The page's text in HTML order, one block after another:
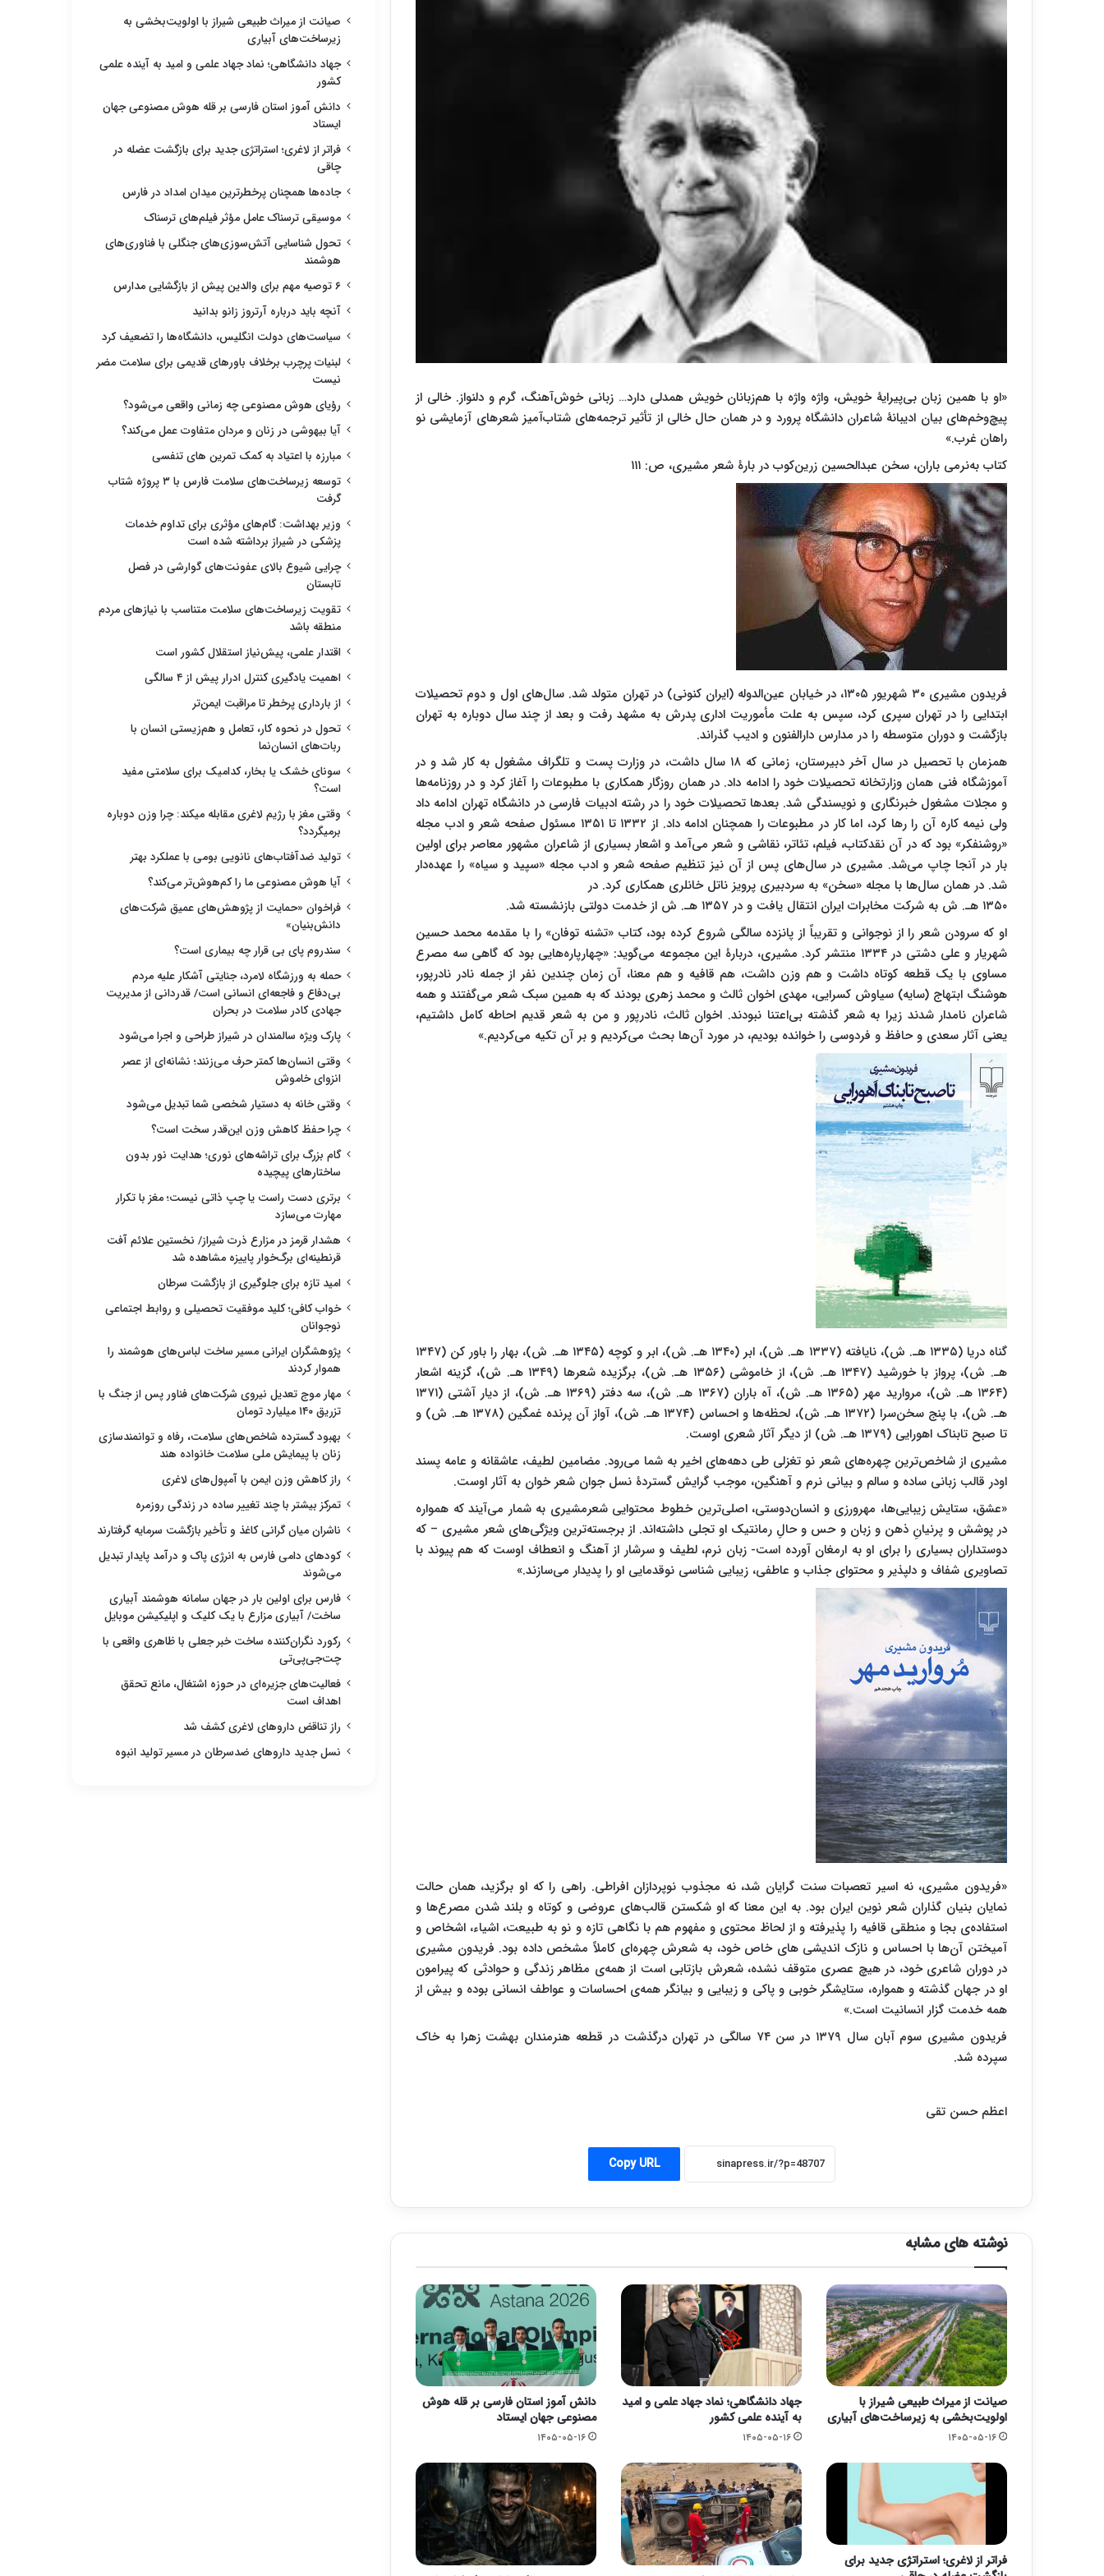
«او با همین زبان بی‌پیرایۀ خویش، واژه واژه با هم‌زبانان خویش همدلی دارد… زبانی خوش‌آهنگ، گرم و دلنواز. خالی از
پیچ‌وخم‌های بیان ادیبانۀ شاعران دانشگاه پرورد و در همان حال خالی از تأثیر ترجمه‌های شتاب‌آمیز شعرهای آزمایشی نو
راهان غرب.»
کتاب به‌نرمی باران، سخن عبدالحسین زرین‌کوب در بارۀ شعر مشیری، ص: ۱۱۱
فریدون مشیری ۳۰ شهریور ۱۳۰۵، در خیابان عین‌الدوله (ایران کنونی) در تهران متولد شد. سال‌های اول و دوم تحصیلات
ابتدایی را در تهران سپری کرد، سپس به علت مأموریت اداری پدرش به مشهد رفت و بعد از چند سال دوباره به تهران
بازگشت و دوران متوسطه را در مدارس دارالفنون و ادیب گذراند.
همزمان با تحصیل در سال آخر دبیرستان، زمانی که ۱۸ سال داشت، در وزارت پست و تلگراف مشغول به کار شد و در
آموزشگاه فنی همان وزارتخانه تحصیلات خود را ادامه داد. در همان روزگار همکاری با مطبوعات را آغاز کرد و در روزنامه‌ها
و مجلات مشغول خبرنگاری و نویسندگی شد. بعدها تحصیلات خود را در رشته ادبیات فارسی در دانشگاه تهران ادامه داد
ولی نیمه کاره آن را رها کرد، اما کار در مطبوعات را همچنان ادامه داد. از ۱۳۳۲ تا ۱۳۵۱ مسئول صفحه شعر و ادب مجله
«روشنفکر» بود که در آن نقدکتاب، فیلم، تئاتر، نقاشی و شعر می‌آمد و اشعار بسیاری از شاعران مشهور معاصر برای اولین
بار در آنجا چاپ می‌شد. مشیری در سال‌های پس از آن نیز تنظیم صفحه شعر و ادب مجله «سپید و سیاه» را عهده‌دار
شد. در همان سال‌ها با مجله «سخن» به سردبیری پرویز ناتل خانلری همکاری کرد. در
۱۳۵۰ هـ. ش به شرکت مخابرات ایران انتقال یافت و در ۱۳۵۷ هـ. ش از خدمت دولتی بازنشسته شد
.
او که سرودن شعر را از نوجوانی و تقریباً از پانزده سالگی شروع کرده بود، کتاب «تشنه توفان» را با مقدمه محمد حسین
شهریار و علی دشتی در ۱۳۳۴ منتشر کرد. مشیری، دربارۀ این مجموعه می‌گوید: «چهارپاره‌هایی بود که گاهی سه مصرع
مساوی با یک قطعه کوتاه داشت و هم وزن داشت، هم قافیه و هم معنا، آن زمان چندین نفر از جمله نادر نادرپور،
هوشنگ ابتهاج (سایه) سیاوش کسرایی، مهدی اخوان ثالث و محمد زهری بودند که به همین سبک شعر می‌گفتند و همه
شاعران نامدار شدند زیرا به شعر گذشته بی‌اعتنا نبودند. اخوان ثالث، نادرپور و من به شعر قدیم احاطه کامل داشتیم،
یعنی آثار سعدی و حافظ و فردوسی را خوانده بودیم، در مورد آن‌ها بحث می‌کردیم و بر آن تکیه می‌کردیم.»
گناه دریا (۱۳۳۵ هـ. ش)، نایافته (۱۳۳۷ هـ. ش)، ابر (۱۳۴۰ هـ. ش)، ابر و کوچه (۱۳۴۵ هـ. ش)، بهار را باور کن (۱۳۴۷
هـ. ش)، پرواز با خورشید (۱۳۴۷ هـ. ش)، از خاموشی (۱۳۵۶ هـ. ش)، برگزیده شعرها (۱۳۴۹ هـ. ش)، گزینه اشعار
(۱۳۶۴ هـ. ش)، مروارید مهر (۱۳۶۵ هـ. ش)، آه باران (۱۳۶۷ هـ. ش)، سه دفتر (۱۳۶۹ هـ. ش)، از دیار آشتی (۱۳۷۱
هـ. ش)، با پنج سخن‌سرا (۱۳۷۲ هـ. ش)، لحظه‌ها و احساس (۱۳۷۴ هـ. ش)، آواز آن پرنده غمگین (۱۳۷۸ هـ. ش) و
تا صبح تابناک اهورایی (۱۳۷۹ هـ. ش) از دیگر آثار شعری اوست.
مشیری از شاخص‌ترین چهره‌های شعر نو تغزلی طی دهه‌های اخیر به شما می‌رود. مضامین لطیف، عاشقانه و عامه پسند
اودر قالب زبانی ساده و سالم و بیانی نرم و آهنگین، موجب گرایش گستردۀ نسل جوان شعر خوان به آثار اوست.
«عشق، ستایش زیبایی‌ها، مهرورزی و انسان‌دوستی، اصلی‌ترین خطوط محتوایی شعرمشیری به شمار می‌آیند که همواره
در پوشش و پرنیانِ ذهن و زبان و حس و حالِ رمانتیک او تجلی داشته‌اند. از برجسته‌ترین ویژگی‌های شعر مشیری – که
دوستداران بسیاری را برای او به ارمغان آورده است- زبان نرم، لطیف و سرشار از آهنگ و انعطاف اوست که هم پیوند با
تصاویری شفاف و دلپذیر و محتوای جذاب و عاطفی، زیبایی شناسی نوقدمایی او را پدیدار می‌سازند.»
«فریدون مشیری، نه اسیر تعصبات سنت گرایان شد، نه مجذوب نوپردازان افراطی. راهی را که او برگزید، همان حالت
نمایان بنیان گذاران شعر نوین ایران بود. به این معنا که او شکستن قالب‌های عروضی و کوتاه و بلند شدن مصرع‌ها و
استفاده‌ی بجا و منطقی قافیه را پذیرفته و از لحاظ محتوی و مفهوم هم با نگاهی تازه و نو به طبیعت، اشیاء، اشخاص و
آمیختن آن‌ها با احساس و نازک اندیشی های خاص خود، به شعرش چهره‌ای کاملاً مشخص داده بود. فریدون مشیری
در دوران شاعری خود، در هیچ عصری متوقف نشده، شعرش بازتابی است از همه‌ی مظاهر زندگی و حوادثی که پیرامون
او در جهان گذشته و همواره، ستایشگر خوبی و پاکی و زیبایی و بیانگر همه‌ی احساسات و عواطف انسانی بوده و بیش از
همه خدمت گزار انسانیت است.»
فریدون مشیری سوم آبان سال ۱۳۷۹ در سن ۷۴ سالگی در تهران درگذشت در قطعه هنرمندان بهشت زهرا به خاک
سپرده شد.
اعظم حسن تقی
Copy URL
نوشته های مشابه
صیانت از میراث طبیعی شیراز با
اولویت‌بخشی به زیرساخت‌های آبیاری
۱۴۰۵-۰۵-۱۶
جهاد دانشگاهی؛ نماد جهاد علمی و امید
به آینده علمی کشور
۱۴۰۵-۰۵-۱۶
دانش آموز استان فارسی بر قله هوش
مصنوعی جهان ایستاد
۱۴۰۵-۰۵-۱۶
فراتر از لاغری؛ استراتژی جدید برای
صیانت از میراث طبیعی شیراز با اولویت‌بخشی به
زیرساخت‌های آبیاری
جهاد دانشگاهی؛ نماد جهاد علمی و امید به آینده علمی
کشور
دانش آموز استان فارسی بر قله هوش مصنوعی جهان
ایستاد
فراتر از لاغری؛ استراتژی جدید برای بازگشت عضله در
چاقی
جاده‌ها همچنان پرخطرترین میدان امداد در فارس
موسیقی ترسناک عامل مؤثر فیلم‌های ترسناک
تحول شناسایی آتش‌سوزی‌های جنگلی با فناوری‌های
هوشمند
۶ توصیه مهم برای والدین پیش از بازگشایی مدارس
آنچه باید درباره آرتروز زانو بدانید
سیاست‌های دولت انگلیس، دانشگاه‌ها را تضعیف کرد
لبنیات پرچرب برخلاف باورهای قدیمی برای سلامت مضر
نیست
رؤیای هوش مصنوعی چه زمانی واقعی می‌شود؟
آیا بیهوشی در زنان و مردان متفاوت عمل می‌کند؟
مبارزه با اعتیاد به کمک تمرین های تنفسی
توسعه زیرساخت‌های سلامت فارس با ۳ پروژه شتاب
گرفت
وزیر بهداشت: گام‌های مؤثری برای تداوم خدمات
پزشکی در شیراز برداشته شده است
چرایی شیوع بالای عفونت‌های گوارشی در فصل
تابستان
تقویت زیرساخت‌های سلامت متناسب با نیازهای مردم
منطقه باشد
اقتدار علمی، پیش‌نیاز استقلال کشور است
اهمیت یادگیری کنترل ادرار پیش از ۴ سالگی
از بارداری پرخطر تا مراقبت ایمن‌تر
تحول در نحوه کار، تعامل و هم‌زیستی انسان با
ربات‌های انسان‌نما
سونای خشک یا بخار، کدامیک برای سلامتی مفید
است؟
وقتی مغز با رژیم لاغری مقابله میکند: چرا وزن دوباره
برمیگردد؟
تولید ضدآفتاب‌های نانویی بومی با عملکرد بهتر
آیا هوش مصنوعی ما را کم‌هوش‌تر می‌کند؟
فراخوان «حمایت از پژوهش‌های عمیق شرکت‌های
دانش‌بنیان»
سندروم پای بی قرار چه بیماری است؟
حمله به ورزشگاه لامرد، جنایتی آشکار علیه مردم
بی‌دفاع و فاجعه‌ای انسانی است/ قدردانی از مدیریت
جهادی کادر سلامت در بحران
پارک ویژه سالمندان در شیراز طراحی و اجرا می‌شود
وقتی انسان‌ها کمتر حرف می‌زنند؛ نشانه‌ای از عصر
انزوای خاموش
وقتی خانه به دستیار شخصی شما تبدیل می‌شود
چرا حفظ کاهش وزن این‌قدر سخت است؟
گام بزرگ برای تراشه‌های نوری؛ هدایت نور بدون
ساختارهای پیچیده
برتری دست راست یا چپ ذاتی نیست؛ مغز با تکرار
مهارت می‌سازد
هشدار قرمز در مزارع ذرت شیراز/ نخستین علائم آفت
قرنطینه‌ای برگ‌خوار پاییزه مشاهده شد
امید تازه برای جلوگیری از بازگشت سرطان
خواب کافی؛ کلید موفقیت تحصیلی و روابط اجتماعی
نوجوانان
پژوهشگران ایرانی مسیر ساخت لباس‌های هوشمند را
هموار کردند
مهار موج تعدیل نیروی شرکت‌های فناور پس از جنگ با
تزریق ۱۴۰ میلیارد تومان
بهبود گسترده شاخص‌های سلامت، رفاه و توانمندسازی
زنان با پیمایش ملی سلامت خانواده هند
راز کاهش وزن ایمن با آمپول‌های لاغری
تمرکز بیشتر با چند تغییر ساده در زندگی روزمره
ناشران میان گرانی کاغذ و تأخیر بازگشت سرمایه گرفتارند
کودهای دامی فارس به انرژی پاک و درآمد پایدار تبدیل
می‌شوند
فارس برای اولین بار در جهان سامانه هوشمند آبیاری
ساخت/ آبیاری مزارع با یک کلیک و اپلیکیشن موبایل
رکورد نگران‌کننده ساخت خبر جعلی با ظاهری واقعی با
چت‌جی‌پی‌تی
فعالیت‌های جزیره‌ای در حوزه اشتغال، مانع تحقق
اهداف است
راز تناقض داروهای لاغری کشف شد
نسل جدید داروهای ضدسرطان در مسیر تولید انبوه